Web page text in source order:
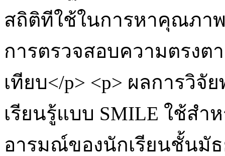
สถิติทีใช้ในการหาคุณภา
การตรวจสอบความตรงต
เทียบ</p> <p> ผลการวิจั
เรียนรู้แบบ SMILE ใช้ส
อารมณ์ของนักเรียนชั้นมั